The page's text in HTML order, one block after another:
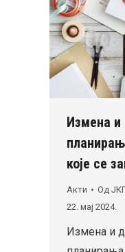
Измена и
које се
Акти Од
22. мај 2024.
Измена и